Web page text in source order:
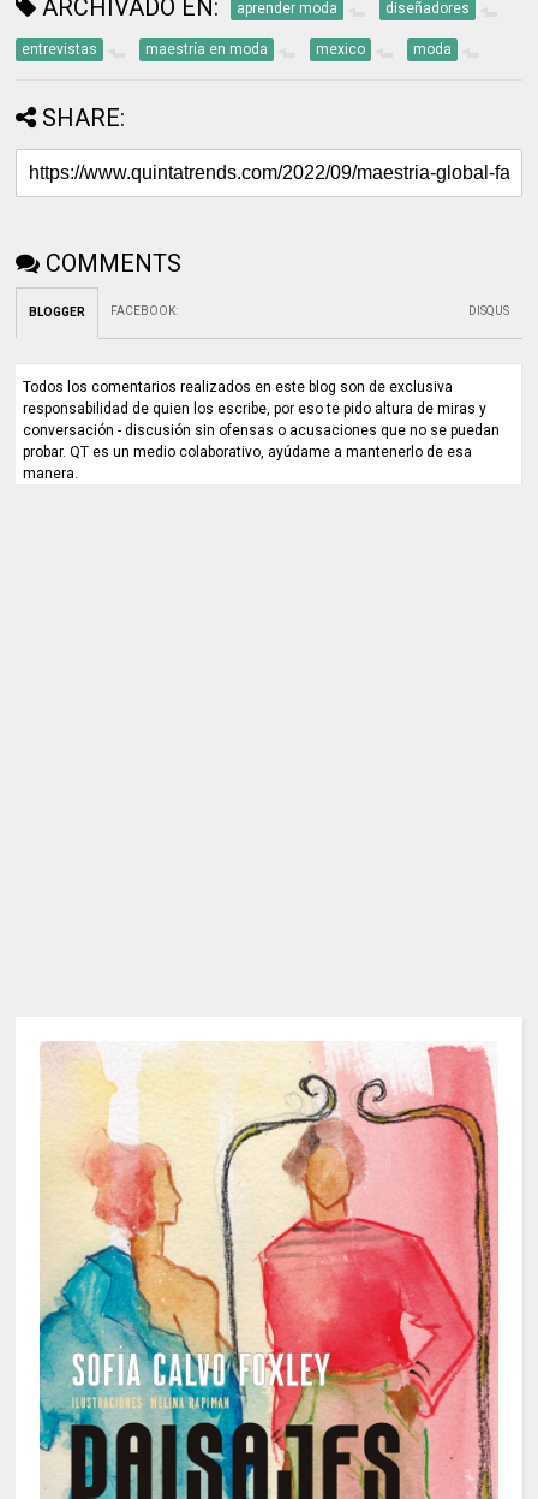
ARCHIVADO EN: aprender moda diseñadores
entrevistas maestría en moda mexico moda
SHARE:
COMMENTS
BLOGGER FACEBOOK: DISQUS
Todos los comentarios realizados en este blog son de exclusiva
responsabilidad de quien los escribe, por eso te pido altura de miras y
conversación - discusión sin ofensas o acusaciones que no se puedan
probar. QT es un medio colaborativo, ayúdame a mantenerlo de esa
manera.